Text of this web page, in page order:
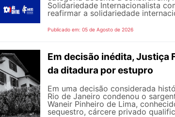
Solidariedade Internacionalista
reafirmar a solidariedade
Publicado em: 05 de Agosto de 2026
Em decisão inédita, Justiça
da ditadura por estupro
Em uma decisão considerada
Rio de Janeiro condenou o
Waneir Pinheiro de Lima,
sequestro, cárcere privado